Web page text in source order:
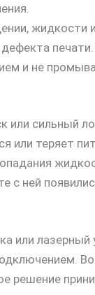
жидкости
печати.
и не
или сильный
или теряет
с ней
или
решение